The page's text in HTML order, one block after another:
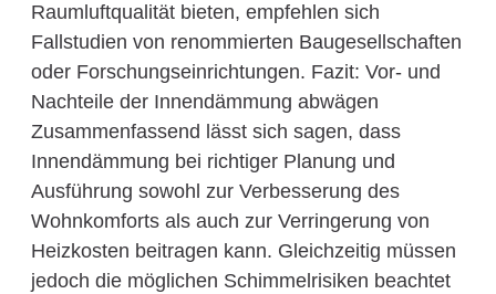
Raumluftqualität bieten, empfehlen sich
Fallstudien von renommierten Baugesellschaften
oder Forschungseinrichtungen. Fazit: Vor- und
Nachteile der Innendämmung abwägen
Zusammenfassend lässt sich sagen, dass
Innendämmung bei richtiger Planung und
Ausführung sowohl zur Verbesserung des
Wohnkomforts als auch zur Verringerung von
Heizkosten beitragen kann. Gleichzeitig müssen
jedoch die möglichen Schimmelrisiken beachtet